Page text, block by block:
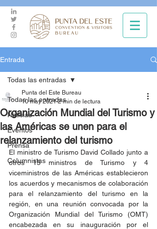
Entrada
Todas las entradas
Noticias
Eventos
Prensa
Columnistas
Todas las entradas
Organización Mundial del Turismo y
las Américas se unen para el
relanzamiento del turismo
Punta del Este Bureau
10 may 2021 2 min de lectura
El ministro de Turismo David Collado junto a
otros 15 ministros de Turismo y 4
viceministros de las Américas establecieron
los acuerdos y mecanismos de colaboración
para el relanzamiento del turismo en la
región, en una reunión convocada por la
Organización Mundial del Turismo (OMT)
encabezada en su inauguración por el